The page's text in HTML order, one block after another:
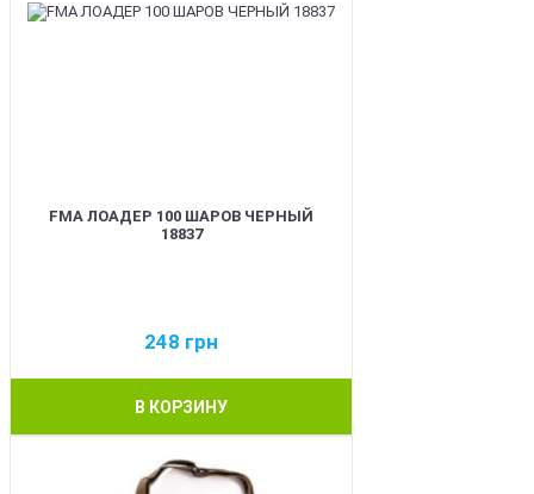
FMA ЛОАДЕР 100 ШАРОВ ЧЕРНЫЙ
18837
248 грн
В КОРЗИНУ